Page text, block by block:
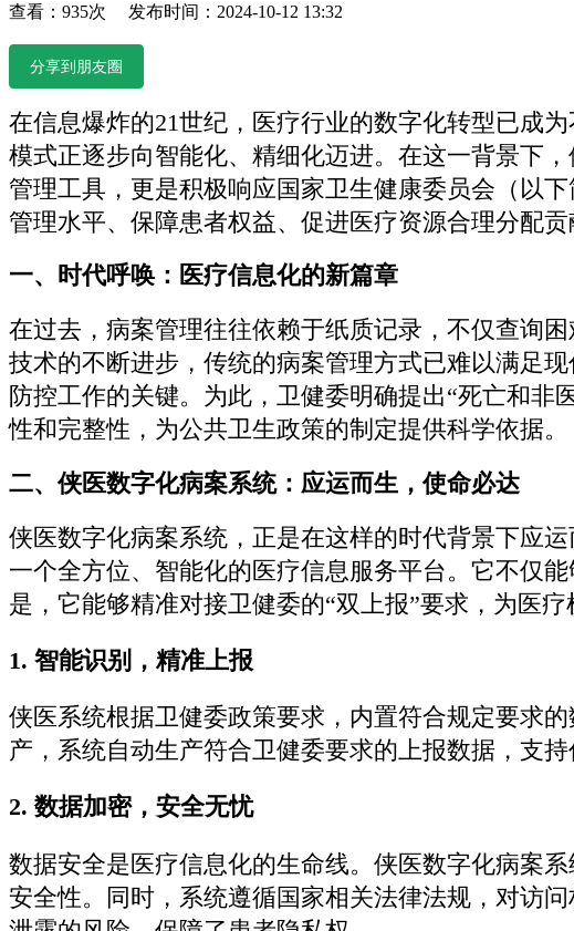
查看：935次 发布时间：2024-10-12 13:32
分享到朋友圈
在信息爆炸的21世纪，医疗行业的数字化转型已成
模式正逐步向智能化、精细化迈进。在这一背景下
管理工具，更是积极响应国家卫生健康委员会（以
管理水平、保障患者权益、促进医疗资源合理分配贡
一、时代呼唤：医疗信息化的新篇章
在过去，病案管理往往依赖于纸质记录，不仅查询
技术的不断进步，传统的病案管理方式已难以满足
防控工作的关键。为此，卫健委明确提出“死亡和
性和完整性，为公共卫生政策的制定提供科学依据。
二、侠医数字化病案系统：应运而生，使命必达
侠医数字化病案系统，正是在这样的时代背景下应
一个全方位、智能化的医疗信息服务平台。它不仅
是，它能够精准对接卫健委的“双上报”要求，为医
1. 智能识别，精准上报
侠医系统根据卫健委政策要求，内置符合规定要求
产，系统自动生产符合卫健委要求的上报数据，支
2. 数据加密，安全无忧
数据安全是医疗信息化的生命线。侠医数字化病案
安全性。同时，系统遵循国家相关法律法规，对访